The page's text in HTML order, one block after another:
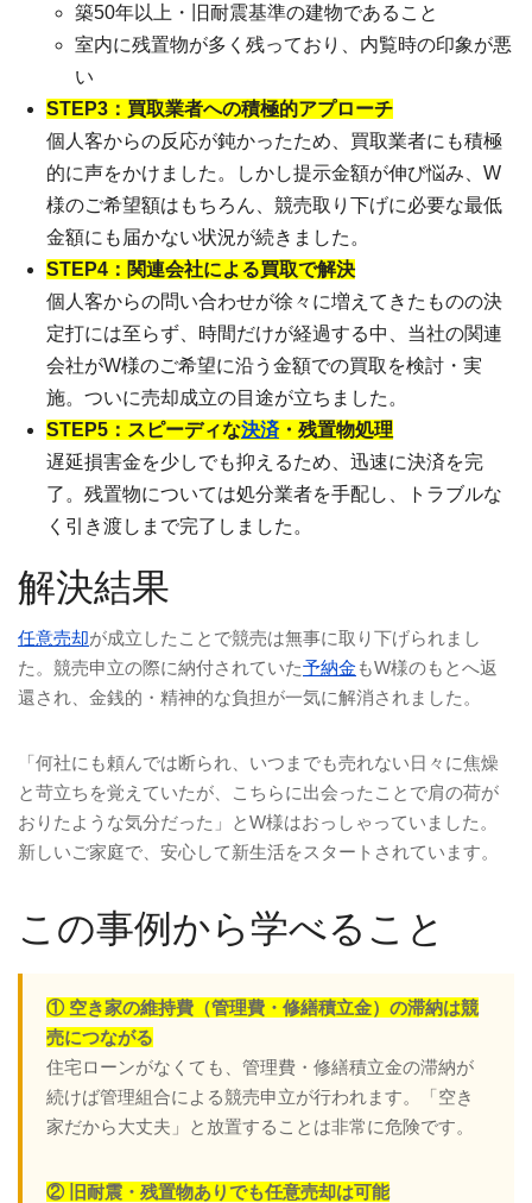
築50年以上・旧耐震基準の建物であること
室内に残置物が多く残っており、内覧時の印象が悪
い
STEP3：買取業者への積極的アプローチ
個人客からの反応が鈍かったため、買取業者にも積極
的に声をかけました。しかし提示金額が伸び悩み、W
様のご希望額はもちろん、競売取り下げに必要な最低
金額にも届かない状況が続きました。
STEP4：関連会社による買取で解決
個人客からの問い合わせが徐々に増えてきたものの決
定打には至らず、時間だけが経過する中、当社の関連
会社がW様のご希望に沿う金額での買取を検討・実
施。ついに売却成立の目途が立ちました。
STEP5：スピーディな決済・残置物処理
遅延損害金を少しでも抑えるため、迅速に決済を完
了。残置物については処分業者を手配し、トラブルな
く引き渡しまで完了しました。
解決結果
任意売却が成立したことで競売は無事に取り下げられまし
た。競売申立の際に納付されていた予納金 もW様のもとへ返
還され、金銭的・精神的な負担が一気に解消されました。
「何社にも頼んでは断られ、いつまでも売れない日々に焦燥
と苛立ちを覚えていたが、こちらに出会ったことで肩の荷が
おりたような気分だった」とW様はおっしゃっていました。
新しいご家庭で、安心して新生活をスタートされています。
この事例から学べること
① 空き家の維持費（管理費・修繕積立金）の滞納は競
売につながる
住宅ローンがなくても、管理費・修繕積立金の滞納が
続けば管理組合による競売申立が行われます。「空き
家だから大丈夫」と放置することは非常に危険です。
② 旧耐震・残置物ありでも任意売却は可能